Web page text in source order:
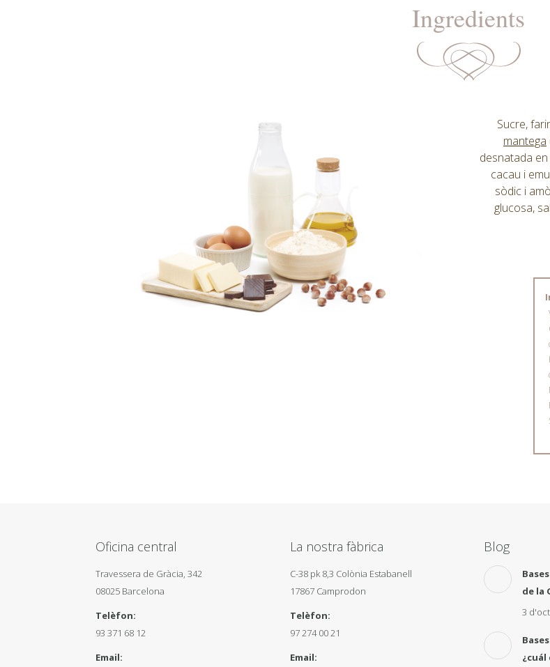
Ingredients
Sucre,
mantega
desnatada
cacau i
sòdic i
glucosa,
Oficina central
Travessera de Gràcia, 342
08025 Barcelona
Telèfon:
93 371 68 12
Email:
La nostra fàbrica
C-38 pk 8,3 Colònia Estabanell
17867 Camprodon
Telèfon:
97 274 00 21
Email:
Blog
de la
3
¿cuál